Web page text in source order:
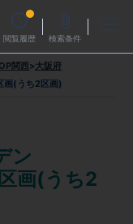
閲覧履歴 検索条件
関西>大阪府
画(うち2区画)
ン
画(うち2